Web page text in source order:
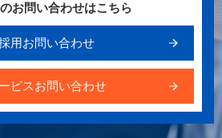
お問い合わせはこちら
用お問い合わせ
ビスお問い合わせ